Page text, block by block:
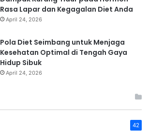
Rasa Lapar dan Kegagalan Diet Anda
April 24, 2026
Pola Diet Seimbang untuk Menjaga
Kesehatan Optimal di Tengah Gaya
Hidup Sibuk
April 24, 2026
42